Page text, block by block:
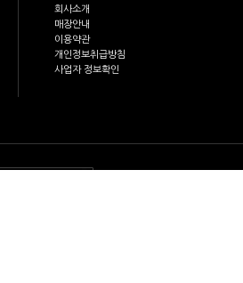
회사소개
매장안내
이용약관
개인정보취급방침
사업자 정보확인